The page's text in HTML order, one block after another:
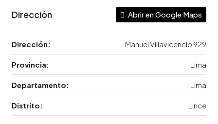
Dirección Abrir en Google Maps
Dirección: Manuel Villavicencio 929
Provincia: Lima
Departamento: Lima
Distrito: Lince